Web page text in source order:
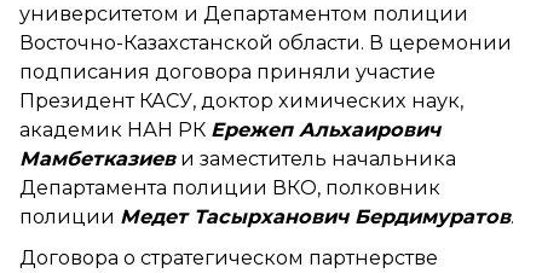
университетом и Департаментом полиции
Восточно-Казахстанской области. В церемонии
подписания договора приняли участие
Президент КАСУ, доктор химических наук,
академик НАН РК Ережеп Альхаирович
Мамбетказиеви заместитель начальника
Департамента полиции ВКО, полковник
полиции Медет Тасырханович Бердимуратов.
Договора о стратегическом партнерстве